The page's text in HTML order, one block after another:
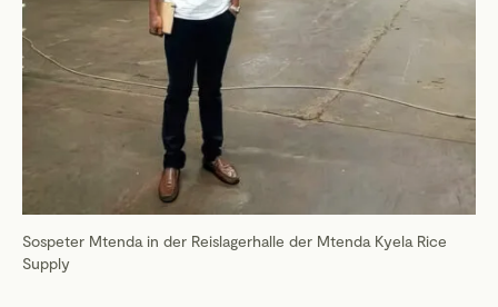
Sospeter Mtenda in der Reislagerhalle der Mtenda Kyela Rice
Supply